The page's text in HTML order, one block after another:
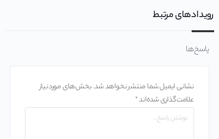
رویدادهای مرتبط
پاسخ‌ها
نشانی ایمیل شما منتشر نخواهد شد.بخش‌های موردنیاز
علامت‌گذاری شده‌اند*